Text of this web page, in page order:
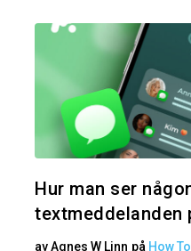
Hur man ser
textmeddelanden
avAgnes W Linn på How To